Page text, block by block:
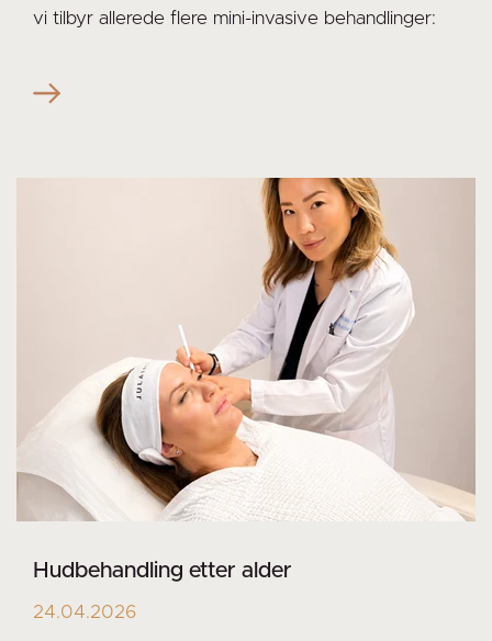
vi tilbyr allerede flere mini-invasive behandlinger:
Hudbehandling etter alder
24.04.2026